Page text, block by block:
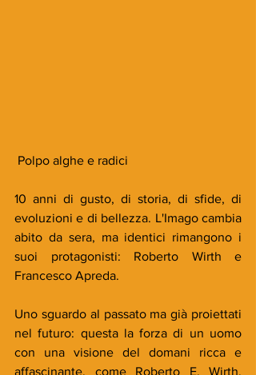
Polpo alghe e radici
10 anni di gusto, di storia, di sfide, di
evoluzioni e di bellezza. L'Imago cambia
abito da sera, ma identici rimangono i
suoi protagonisti: Roberto Wirth e
Francesco Apreda.
Uno sguardo al passato ma già proiettati
nel futuro: questa la forza di un uomo
con una visione del domani ricca e
affascinante, come Roberto E. Wirth,